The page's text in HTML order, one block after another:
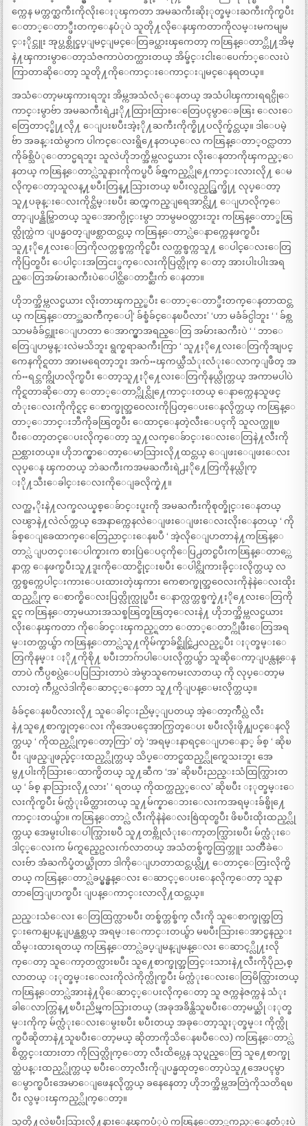
က္ကေန မက္တက္ႀကီးကိုလိုးေႏုၾကတာ အမႀကီးဆိုႏုတ္ခမ္းႀကီးကိုက္ၿပီး
ေတာ္ေတာ္ဖီးတက္ေနပံုပဲ သူတို႔လိုေနၾကတာကိုလမ္းမကမျမ
င္ႏိုင္ဘူး အုပ္တစ္တိုင္ခပ္ျမင္ျမင္ေတြခပ္ထားၾကေတာ့ ကၽြန္ေတာ္တို႔အိမ္
နဲ႔ၾကားမွာေတာ့သံဇကာပဲတက္ထားတယ္ အိမ္ခ်င္းငါးေပေက်ာ္ေလးပဲ
ကြာတာဆိုေတာ့ သူတို႔ကိုေကာင္းေကာင္းျမင္ေနရတယ္။
အသံေတာ့မၾကားရဘူး အိမ္ကအသံလံုေနတယ္ အသံပါၾကားရရင္ပိုေ
ကာင္းမွာဗ်ာ အမႀကီးရဲ႕ႏို႔ထြားထြားေတြေပၚမွာေခၽြး ေလးေ
တြေတာင့္စို႔လို႔ ေျပးၿပီးအဲ့ႏို႔ႀကီးကိုက္စို႔ပလိုက္ခ်င္တယ္။ ဒါေပမဲ့
ဗ်ာ အခန္းထဲမွာက ပါကင္ေလးရွိ႔ေနတယ္ေလ ကၽြန္ေတာ္ဝင္လာတာ
ကိုခ်စ္သိပံုေတာင္မရဘူး သူလဲဟိုဘက္အိမ္ကလင္မယား လိုးေနတာကိုၾကည့္ေ
နတယ္ ကၽြန္ေတာ္လဲသူနားကိုကပ္ၿပီ ခ်စ္ၾကည့္လို႔ေကာင္းလားလို႔ ေမ
လိုက္ေတာ့သူလန္႔ၿပီးတြန္႔သြားတယ္ ၿပီးလွည့္ထြက္ဖို႔ လုပ္ေတာ့
သူ႔ပခုန္းေလးကိုင္ထိမ္းၿပီး ဆက္ၾကည္ျရေအာင္လို႔ ေျပာလိုက္ေ
တာ့ျပန္ညိမ္သြာတယ္ သူေအာက္ပိုင္းမွာ ဘာမွမဝတ္ထားဘူး ကၽြန္ေတာ္ခၽြ
တ္လိုက္ထဲက ျပန္မဝတ္ျဖစ္တာထင္တယ္ ကၽြန္ေတာ္လဲေနာက္ကေနဖက္ၿပီး
သူ႔ႏို႔ေလးေတြကိုလက္တစ္ဖက္ကကိုင္ၿပီး လက္တစ္ဖက္ကသူ႔ ေပါင္ေလးေတြ
ကိုပြတ္ၿပီး ေပါင္းအတြငး္ဖက္ေလးကိုပြတ္လိုက္ ေတာ့ အားပါးပါးအရ
ည္ေတြအမ်ားႀကီးပဲေပါင္ထိေတာင္ဆီးက် ေနတာ။
ဟိုဘက္အိမ္ကလင္မယား လိုးတာၾကည့္ၿပီး ေတာ္ေတာ္ဖီးတက္ေနတာထင္တ
ယ္ ကၽြန္ေတာ္အႀကိဳက္ေပါ့‘ ခ်စ္ခံခ်င္ေနၿပီလား’ ‘ဟာ မခံခ်င္ပါဘူး ‘ ‘ ခ်စ္က
သာမခံခ်င္ဘူးေျပာတာ ေအာက္မွာအရည္ေတြ အမ်ားႀကီးပဲ ‘ ‘ ဘာေ
တြေျပာမွန္းလဲမသိဘူး ရွက္စရာႀကီးကြာ ‘ သူ႔ႏို႔ေလးေတြကိုအျပင္
ကေနကိုင္ရတာ အားမရေတာ့ဘူး အက်ႌၾကယ္သီသံုးလံုးေလာက္ျဖဳတ္ အ
က်ႌရင္ဘက္ကိုဟလိုက္ၿပီး ေတာ့သူ႔ႏို႔ေလးေတြကိုနယ္လိုက္တယ္ အကာမပါပဲ
ကိုင္ရတာဆိုေတာ့ ေတာ္ေတာ္ကိုင္လို႔ေကာင္းတယ္ ေနာက္ကေနသူဖင္
တံုးေလးကိုကိုင္ရင္ ေစာက္ဖုတ္အဝေလးကိုပြတ္ေပးေနလိုက္တယ္ ကၽြန္ေ
တာ္ေဘာင္းဘီကိုခၽြတ္ၿပီး ေထာင္ေနတဲ့လီးေပၚကို သူလက္ယူၿ
ပီးေတာ့တင္ေပးလိုက္ေတာ့ သူ႔လက္ေခ်ာင္းေလးေတြနဲ႔လီးကို
ညစ္ထားတယ္။ ဟိုဘက္မွာေတာ့ေမာသြားလို႔ထင္တယ္ ေျဖးေျဖးေလး
လုပ္ေန ၾကတယ္ ဘဲႀကီးကအမႀကီးရဲ႕ႏို႔ေတြကိုနယ္လိုက္
ႏို႔သီးေခါင္းေလးကိုေျခလိုက္နဲ႔။
လက္ညႇိုးနဲ႔လက္ခလယ္နစ္ေခ်ာင္းပူးကို အမႀကီးကိုစုတ္ခိုင္းေနတယ္
လၽွာနဲ႔လဲလ်က္တယ္ အေနာက္ကေနလဲေျဖးေျဖးေလးလိုးေနတယ္ ‘ ကို
ခ်စ္ေျခေထာက္ေတြေညာင္းေနၿပီ ‘ အဲ့လိုေျပာတာနဲ႔ကၽြန္ေ
တာ္လဲ ျပတင္းေပါက္နားက စားပြဲေပၚကိုေပြ႕တင္ၿပီးကၽြန္ေတာ္ကေ
နာက္က ေနဖက္ၿပီးသူ႔ဒူးကိုေထာင္ခိုင္းၿပီး ေပါင္ကိုကားခိုင္းလိုက္တယ္ လ
က္တစ္ဖက္ကေပါင္းကားေပးထားတဲ့ၾကား ကေစာက္ဖုတ္အဝေလးကိုနဲနဲေလးထိုး
ထည့္လိုက္ ေစာက္စိေလးပြတ္လိုက္လုပ္ၿပီး ေနာက္လက္တစ္ဖက္နဲ႔ႏို႔ေလးေတြကို
င္ရင္ ကၽြန္ေတာ့မယားအသစ္ခၽြတ္ခၽြတ္ေလးနဲ႔ ဟိုဘက္အိမ္ကလင္မယား
လိုးေနၾကတာ ကိုေခ်ာင္းၾကည့္ရတာ ေတာ္ေတာ္ကိုဖီးေတြအရ
မ္းတက္တယ္ဗ်ာ ကၽြန္ေတာ္လဲသူ႔ကိုမ်က္နာခ်င္ဆိုင္ဆြဲ႕လည့္ၿပီး ႏုတ္ခမ္းေ
တြကိုနမ္း ႏို႔ကိုစို႔ ၿပီးဘာဂ်ာပါေပးလိုက္တယ္ဗ်ာ သူဆိုေကာ့ျပန္လန္ေန
တာပဲ က်ဳပ္ပစပ္လဲေပပြသြားတာပဲ အဲမွာသူကေမးလာတယ္ ကို လုပ္ေတာ့မ
လားတဲ့ က်ဳပ္ကလဲဒါကိုေဆာင့္ေနတာ သူ႔ကိုျပန္ေမးလိုက္တယ္။
ခံခ်င္ေနၿပီလားလို႔ သူေခါင္းညိမ့္ျပတယ္ အဲ့ေတာ့က်ဳပ္လဲ လီး
နဲ႔သူ႔ေစာက္ဖုတ္ေလး ကိုအေပၚေအာက္ပြတ္ေပး ၿပီးလိုးဖို႔ျပင္ေနလို
က္တယ္ ‘ ကိုထည့္လိုက္ေတာ့ကြာ’ တဲ့ ‘အရမ္းနာရင္ေျပာေနာ္ ခ်စ္ ‘ ဆိုၿ
ပီး ျဖည္ျဖည္ခ်င္းထည့္လိုက္တယ္ သိပ္ေတာင္မထည့္လိုက္ရေသးဘူး အေ
မွ႔ပါးကိုသြားေထာက္မိတယ္ သူ႔ဆီက ‘အ’ ဆိုၿပီးညည္းသံထြက္သြားတ
ယ္ ‘ ခ်စ္ နာသြားလို႔လား’ ‘ ရတယ္ ကိုထက္ထည့္ေလ’ ဆိုၿပီး ႏုတ္ခမ္းေ
လးကိုက္ၿပီး မ်က္လံုးမိတ္ထားတယ္ သူ႔မ်က္နာေဘးေလးကအရမ္းခ်စ္ဖို႔ေ
ကာင္းတယ္ဗ်ာ။ ကၽြန္ေတာ္လဲ လီးကိုနဲနဲေလးစြဲထုတ္ၿပီး ဖိၿပီးထိုးထည့္လို
က္တယ္ အေမွးပါးေပါက္သြားၿပီ သူ႔တစ္ကိုလံုးေကာ့တက္သြားၿပီး မ်က္လံုးေ
ဒါင့္ေလးက မ်က္ရည္ဥေလးက်လာတယ္ အသံတစ္ခ်က္မထြက္ဘူး သတၱိခဲေ
လးဗ်ာ အံႀကိပ္ခံတယ္ဆိုတာ ဒါကိုေျပာတာထင္တယ္လို႔ ေတာင္ေတြးလိုက္မိ
တယ္ ကၽြန္ေတာ္လဲခပ္မွန္မွန္ေလး ေဆာင့္ေပးေနလိုက္ေတာ့ သူနာ
တာတြေျပာက္ၿပီး ျပန္ေကာင္းလာလို႔ထင္တယ္။
ညည္းသံေလး ေတြထြက္လာၿပီး တစ္ခ်က္တစ္ခ်က္ လီးကို သူေစာက္ဖုတ္အတြ
င္းကေနျပန္ျပန္ညစ္တယ္ အရမ္းေကာင္းတယ္ဗ်ာ မၿပီးသြားေအာင္မနည္း
ထိမ္းထားရတယ္ ကၽြန္ေတာ္လဲခပ္ျမန္ျမန္ေလး ေဆာင့္လို႔းလို
က္ေတာ့ သူေကာ့တက္လားၿပီး သူ႔ေစာက္ဖုတ္အတြင္းသားနဲ႔လီးကိုပိုညႇစ္
လာတယ္ ႏုတ္ခမ္းေလးကိုလဲကိုက္လိုက္ၿပီး မ်က္လံုးေလးေတြမိတ္သြားတယ္
ကၽြန္ေတာ္လဲအားနဲ႔ပိုေဆာင့္ေပးလိုက္ေတာ့ သူ ဇက္ကနဲဇက္ကနဲ သံုး
ခါေလာက္တြန္႔ၿပီးညိမ္ၾကသြားတယ္ (အခုအခ်ိန္ထိသူၿပီးေတာ့မယ္ဆို ႏုတ္ခ
မ္းကိုက္ မ်က္လံုးေလးေမွးၿပီး ၿပီးတယ္ အခုေတာ့သူႏုတ္ခမ္း ကိုက္လို
က္ၿပီဆိုတာနဲ႔သူၿပီးေတာ့မယ္ ဆိုတာကိုသိေနၿပီေလ) ကၽြန္ေတာ္လဲ
စိတ္တင္းထားတာ ကိုလြတ္လိုက္ေတာ့ လီးထိပ္ကေန သုပ္ရည္ေတြ သူ႔ေစာက္ဖု
တ္ထဲပန္းထည့္လိုက္တယ္ ၿပီးေတာ့လီးကိုျပန္မထုတ္ေတာ့ပဲသူ႔အေပၚမွာ
ေမွာက္ၿပီးအေမာေျဖေနလိုက္တယ္ ခနေနေတာ့ ဟိုဘက္အိမ္ကအတြဲကိုသတိရၿ
ပီး လွမ္းၾကည့္လိုက္ေတာ့။
သူတို႔လဲၿပီးသြားလို႔နားေနၾကပံုပဲ ကၽြန္ေတာ္ၾကည့္ေနတံုးပဲ